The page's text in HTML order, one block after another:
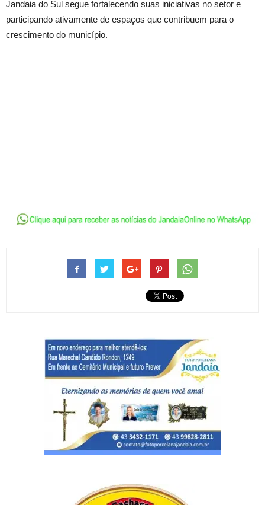
Jandaia do Sul segue fortalecendo suas iniciativas no setor e
participando ativamente de espaços que contribuem para o
crescimento do município.